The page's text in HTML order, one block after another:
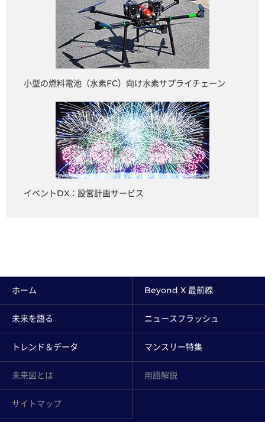
小型の燃料電池（水素FC）向け水素サプライチェーン
イベントDX：設営計画サービス
ホーム Beyond X 最前線
未来を語る ニュースフラッシュ
トレンド＆データ マンスリー特集
未来図とは 用語解説
サイトマップ